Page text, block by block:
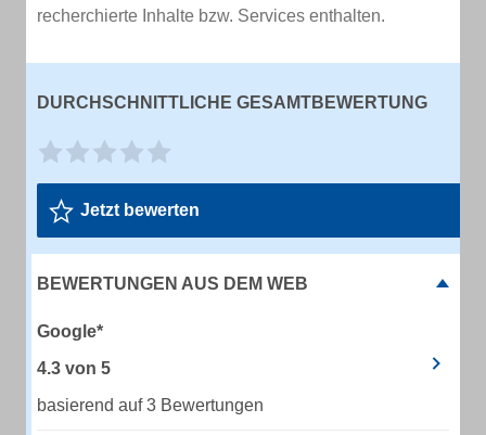
recherchierte Inhalte bzw. Services enthalten.
DURCHSCHNITTLICHE GESAMTBEWERTUNG
Jetzt bewerten
BEWERTUNGEN AUS DEM WEB
Google*
4.3 von 5
basierend auf 3 Bewertungen